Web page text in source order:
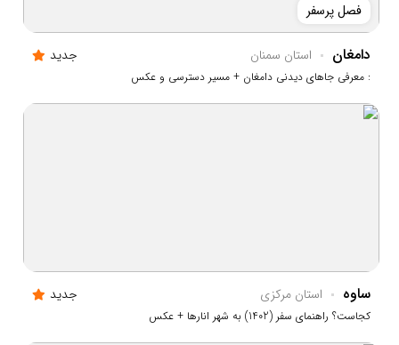
فصل پرسفر
دامغان استان سمنان جدید
: معرفی جاهای دیدنی دامغان + مسیر دسترسی و عکس
ساوه استان مرکزي جدید
کجاست؟ راهنمای سفر (1402) به شهر انارها + عکس